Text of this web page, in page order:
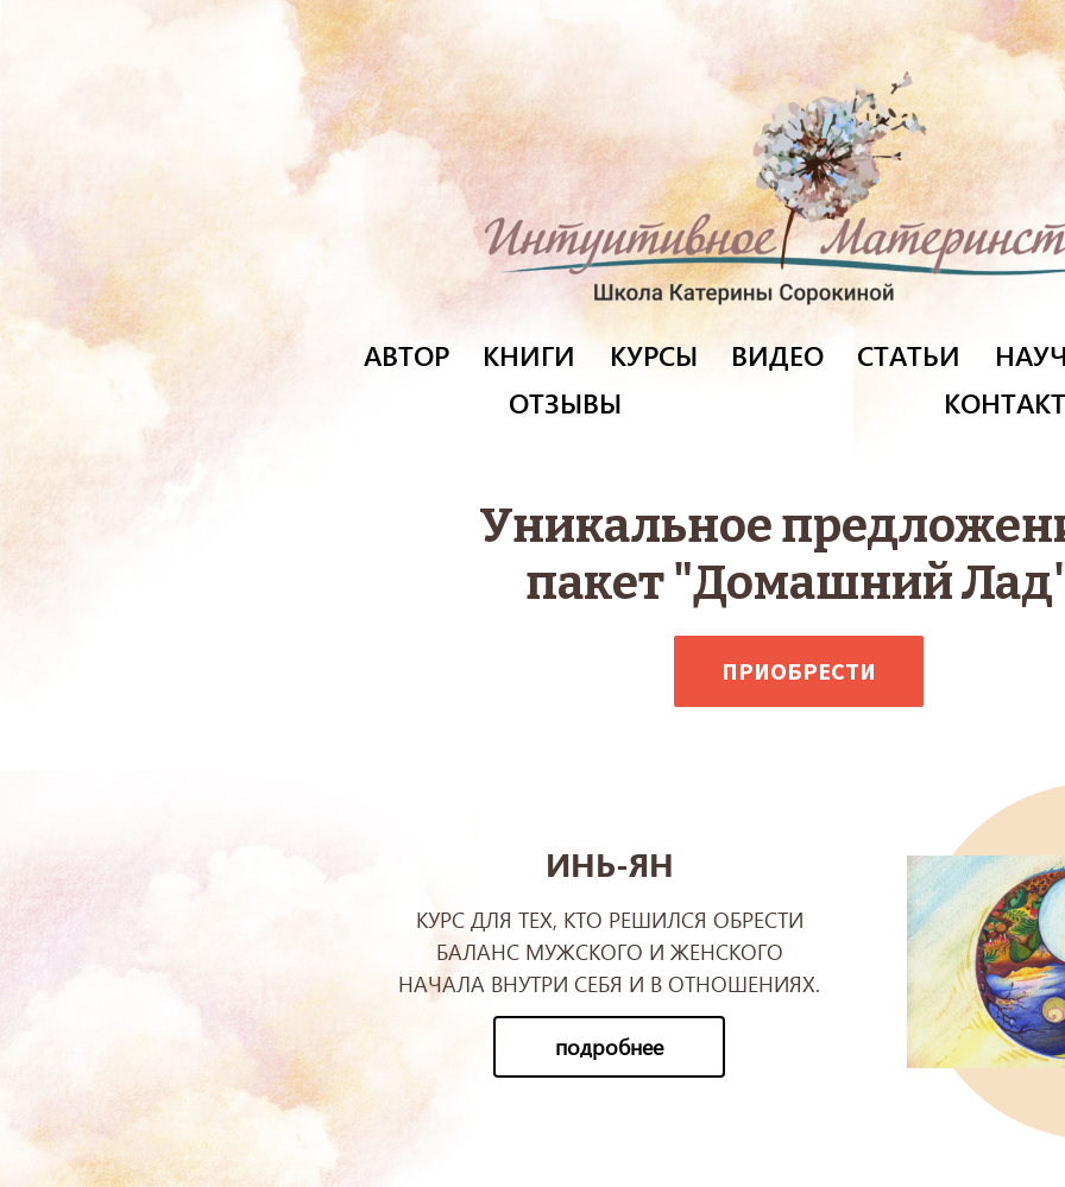
АВТОР КНИГИ КУРСЫ ВИДЕО СТАТЬИ
ОТЗЫВЫ
Уникальное
пакет "Домашний
ПРИОБРЕСТИ
ИНЬ-ЯН
КУРС ДЛЯ ТЕХ, КТО РЕШИЛСЯ ОБРЕСТИ
БАЛАНС МУЖСКОГО И ЖЕНСКОГО
НАЧАЛА ВНУТРИ СЕБЯ И В ОТНОШЕНИЯХ.
подробнее